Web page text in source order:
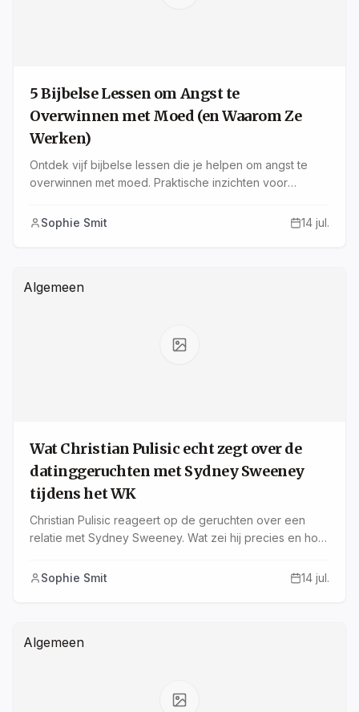
5 Bijbelse Lessen om Angst te
Overwinnen met Moed (en Waarom Ze
Werken)
Ontdek vijf bijbelse lessen die je helpen om angst te
overwinnen met moed. Praktische inzichten voor
Sophie Smit
14 jul.
Algemeen
Wat Christian Pulisic echt zegt over de
datinggeruchten met Sydney Sweeney
tijdens het WK
Christian Pulisic reageert op de geruchten over een
relatie met Sydney Sweeney. Wat zei hij precies en hoe
Sophie Smit
14 jul.
Algemeen